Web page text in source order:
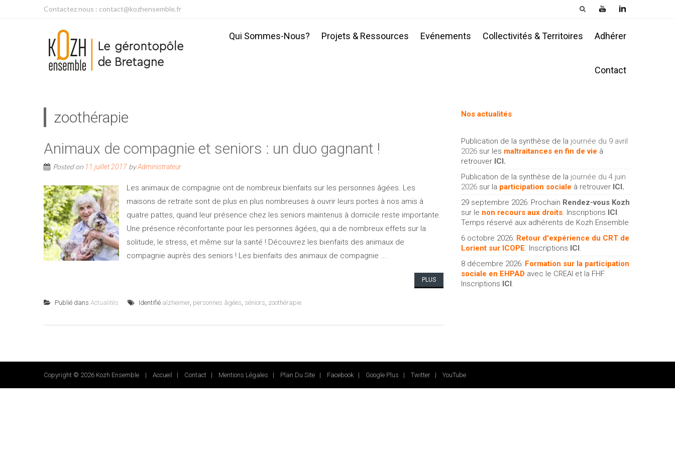
Contactez nous : contact@kozhensemble.fr
Qui Sommes-Nous? Projets & Ressources Evénements Collectivités & Territoires Adhérer
Contact
zoothérapie
Animaux de compagnie et seniors : un duo gagnant !
Posted on 11 juillet 2017 byAdministrateur
Les animaux de compagnie ont de nombreux bienfaits sur les personnes âgées. Les
maisons de retraite sont de plus en plus nombreuses à ouvrir leurs portes à nos amis à
quatre pattes, quand leur présence chez les seniors maintenus à domicile reste importante.
Une présence réconfortante pour les personnes âgées, qui a de nombreux effets sur la
solitude, le stress, et même sur la santé ! Découvrez les bienfaits des animaux de
compagnie auprès des seniors ! Les bienfaits des animaux de compagnie ...
PLUS
Publié dans Actualités Identifié alzheimer, personnes âgées, séniors, zoothérapie
Nos actualités
Publication de la synthèse de la journée du 9 avril
2026sur les maltraitances en fin de vie à
retrouver ICI.
Publication de la synthèse de la journée du 4 juin
2026sur la participation sociale à retrouver ICI.
29 septembre 2026: Prochain Rendez-vous Kozh
sur le non recours aux droits. Inscriptions ICI.
Temps réservé aux adhérents de Kozh Ensemble
6 octobre 2026: Retour d'expérience du CRT de
Lorient sur ICOPE. Inscriptions ICI.
8 décembre 2026: Formation sur la participation
sociale en EHPADavec le CREAI et la FHF.
Inscriptions ICI.
Copyright © 2026 Kozh Ensemble | Accueil | Contact | Mentions Légales | Plan Du Site | Facebook | Google Plus | Twitter | YouTube